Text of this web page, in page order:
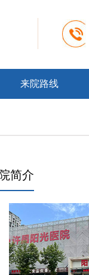
来院路线
简介